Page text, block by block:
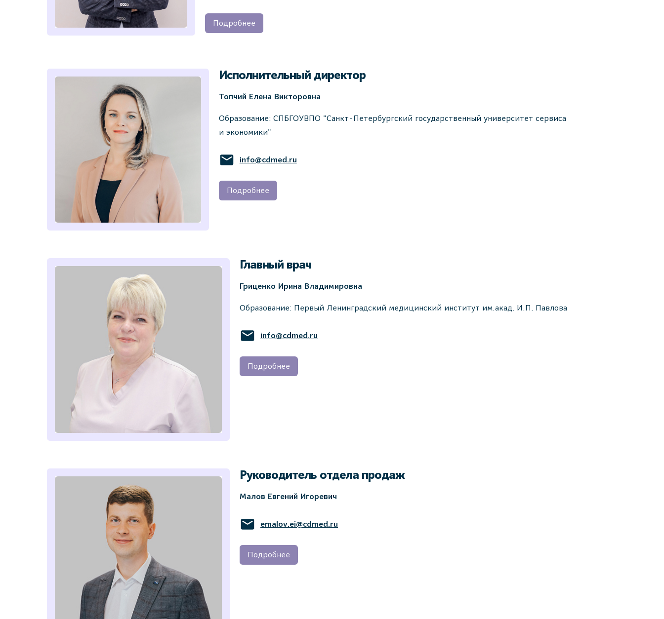
Подробнее
Исполнительный директор
Топчий Елена Викторовна
Образование: СПБГОУВПО "Санкт-Петербургский государственный университет сервиса
и экономики"
info@cdmed.ru
Подробнее
Главный врач
Гриценко Ирина Владимировна
Образование: Первый Ленинградский медицинский институт им.акад. И.П. Павлова
info@cdmed.ru
Подробнее
Руководитель отдела продаж
Малов Евгений Игоревич
emalov.ei@cdmed.ru
Подробнее